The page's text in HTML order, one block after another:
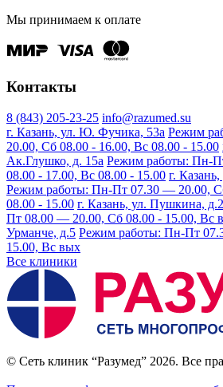
Мы принимаем к оплате
Контакты
8 (843) 205-23-25 info@razumed.su
г. Казань, ул. Ю. Фучика, 53а Режим
20.00, Сб 08.00 - 16.00, Вс 08.00 - 15.00
Ак.Глушко, д. 15а Режим работы: Пн-
08.00 - 17.00, Вс 08.00 - 15.00 г.
Режим работы: Пн-Пт 07.30 — 20.00,
08.00 - 15.00 г. Казань, ул. Пушкина,
Пт 08.00 — 20.00, Сб 08.00 - 15.00, Вс
Урманче, д.5 Режим работы: Пн-Пт
15.00, Вс вых
Все клиники
© Сеть клиник “Разумед” 2026. Все